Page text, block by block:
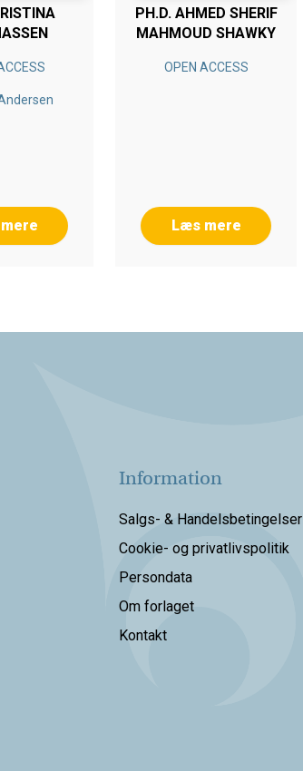
PH.D. AHMED SHERIF
MAHMOUD SHAWKY
OPEN ACCESS
Læs mere
Information
Salgs- & Handelsbetingelser
Cookie- og privatlivspolitik
Persondata
Om forlaget
Kontakt